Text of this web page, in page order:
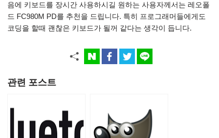
음에 키보드를 장시간 사용하시길 원하는 사용자께서는 레오폴
드 FC980M PD를 추천을 드립니다. 특히 프로그래머들에게도
코딩을 할때 괜찮은 키보드가 될꺼 같다는 생각이 듭니다.
관련 포스트